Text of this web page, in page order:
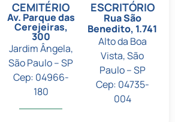
CEMITÉRIO
Av. Parque das
Cerejeiras,
300
Jardim Ângela,
São Paulo – SP
Cep: 04966-
180
ESCRITÓRIO
Rua São
Benedito, 1.741
Alto da Boa
Vista, São
Paulo – SP
Cep: 04735-
004